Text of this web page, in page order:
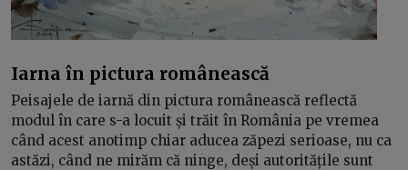
Iarna în pictura românească
Peisajele de iarnă din pictura românească reflectă
modul în care s-a locuit și trăit în România pe vremea
când acest anotimp chiar aducea zăpezi serioase, nu ca
astăzi, când ne mirăm că ninge, deși autoritățile sunt